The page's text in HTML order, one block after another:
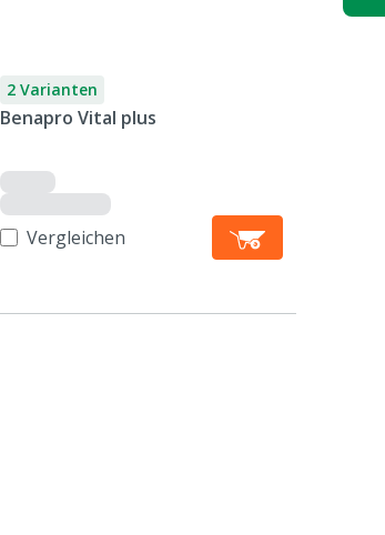
2 Varianten
Benapro Vital plus
Vergleichen